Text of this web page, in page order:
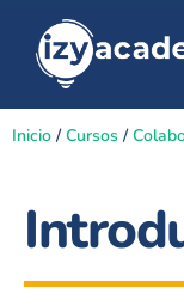
Inicio /Cursos /